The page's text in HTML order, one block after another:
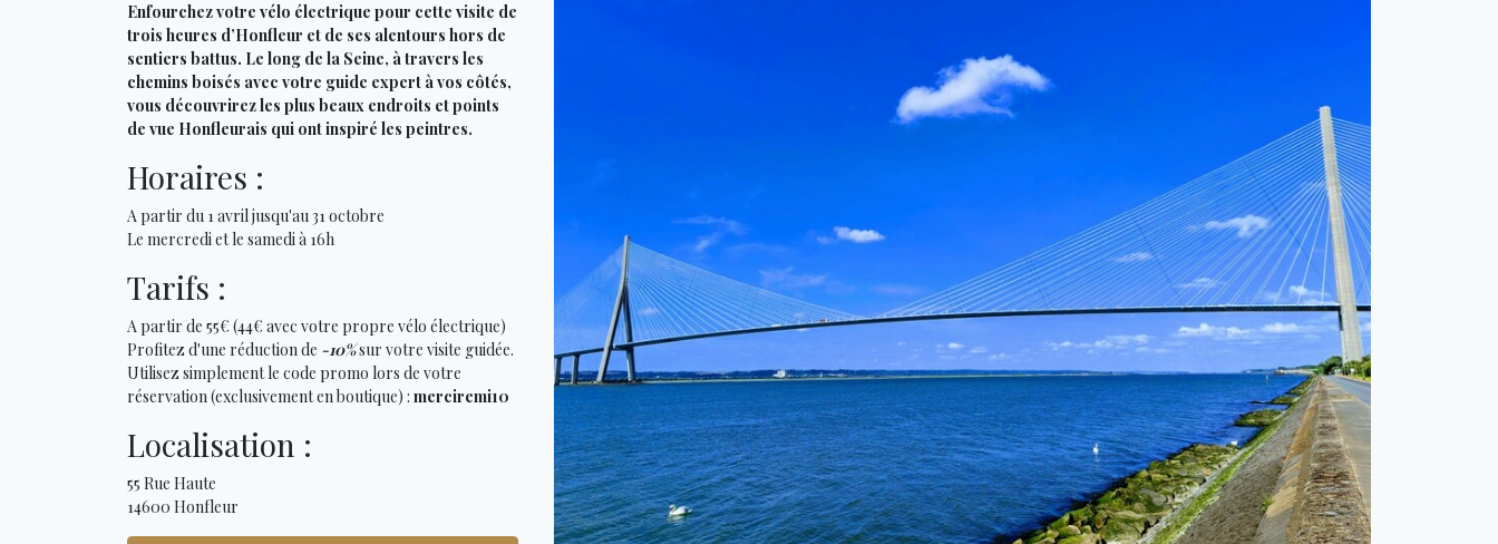
Enfourchez votre vélo électrique pour cette visite de
trois heures d’Honfleur et de ses alentours hors de
sentiers battus. Le long de la Seine, à travers les
chemins boisés avec votre guide expert à vos côtés,
vous découvrirez les plus beaux endroits et points
de vue Honfleurais qui ont inspiré les peintres.
Horaires :
A partir du 1 avril jusqu'au 31 octobre
Le mercredi et le samedi à 16h
Tarifs :
A partir de 55€ (44€ avec votre propre vélo électrique)
Profitez d'une réduction de -10%sur votre visite guidée.
Utilisez simplement le code promo lors de votre
réservation (exclusivement en boutique) : merciremi10
Localisation :
55 Rue Haute
14600 Honfleur